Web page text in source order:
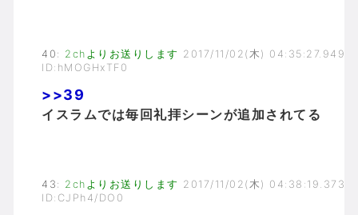
40 : 2chよりお送りします 2017/11/02(木) 04:35:27.949
ID:hMOGHxTF0
>>39
イスラムでは毎回礼拝シーンが追加されてる
43 : 2chよりお送りします 2017/11/02(木) 04:38:19.373
ID:CJPh4/DO0